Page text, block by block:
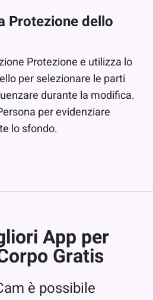
Protezione dello
Protezione e utilizza lo
per selezionare le parti
durante la modifica.
per evidenziare
lo sfondo.
App per
Gratis
è possibile